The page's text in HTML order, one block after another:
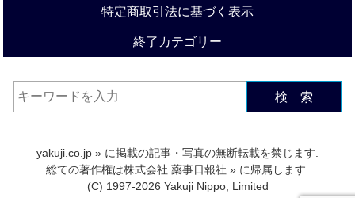
特定商取引法に基づく表示
終了カテゴリー
検 索
yakuji.co.jp » に掲載の記事・写真の無断転載を禁じます.
総ての著作権は株式会社 薬事日報社 » に帰属します.
(C) 1997-2026 Yakuji Nippo, Limited